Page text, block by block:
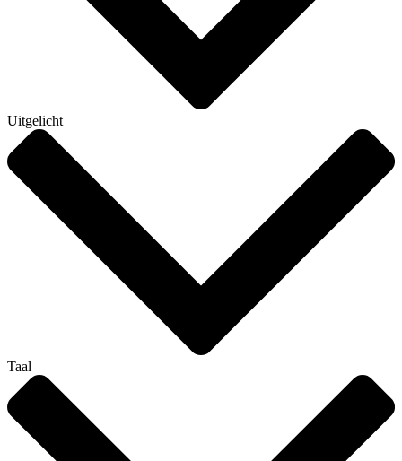
Uitgelicht
Taal